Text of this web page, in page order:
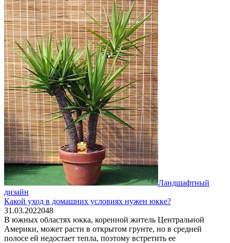
Ландшафтный
дизайн
Какой уход в домашних условиях нужен юкке?
31.03.2022048
В южных областях юкка, коренной житель Центральной
Америки, может расти в открытом грунте, но в средней
полосе ей недостает тепла, поэтому встретить ее